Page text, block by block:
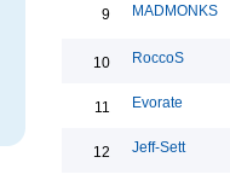
9 MADMONKS
10 RoccoS
11 Evorate
12 Jeff-Sett